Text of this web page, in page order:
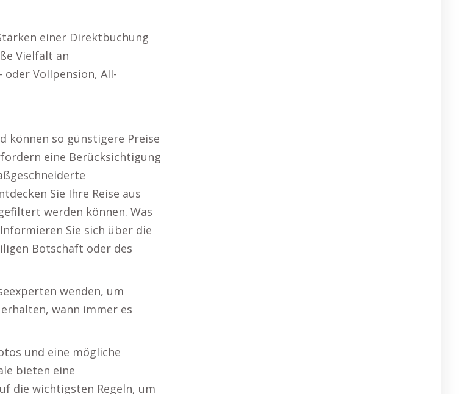
einer Direktbuchung
Vielfalt an
Vollpension, All-
können so günstigere Preise
eine Berücksichtigung
Sie Ihre Reise aus
werden können. Was
Sie sich über die
Botschaft oder des
wenden, um
wann immer es
und eine mögliche
bieten eine
die wichtigsten Regeln, um